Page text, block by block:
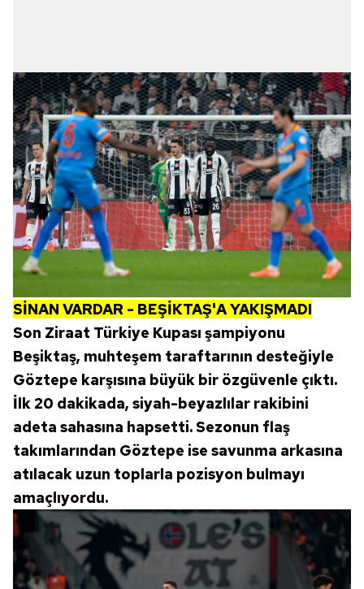
SİNAN VARDAR - BEŞİKTAŞ'A YAKIŞMADI
Son Ziraat Türkiye Kupası şampiyonu
Beşiktaş, muhteşem taraftarının desteğiyle
Göztepe karşısına büyük bir özgüvenle çıktı.
İlk 20 dakikada, siyah-beyazlılar rakibini
adeta sahasına hapsetti. Sezonun flaş
takımlarından Göztepe ise savunma arkasına
atılacak uzun toplarla pozisyon bulmayı
amaçlıyordu.